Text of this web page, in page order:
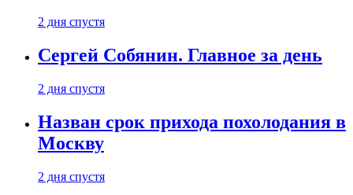
2 дня спустя
Сергей Собянин. Главное за день
2 дня спустя
Назван срок прихода похолодания в
Москву
2 дня спустя